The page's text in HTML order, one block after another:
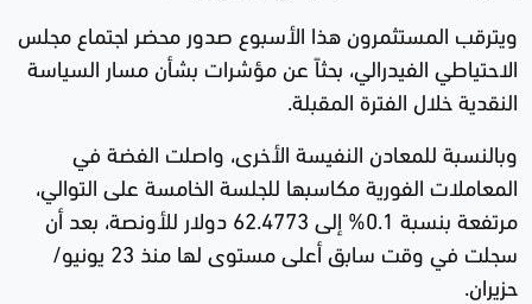
ويترقب المستثمرون هذا الأسبوع صدور محضر اجتماع مجلس
الاحتياطي الفيدرالي، بحثاً عن مؤشرات بشأن مسار السياسة
النقدية خلال الفترة المقبلة.
وبالنسبة للمعادن النفيسة الأخرى، واصلت الفضة في
المعاملات الفورية مكاسبها للجلسة الخامسة على التوالي،
مرتفعة بنسبة 0.1% إلى 62.4773 دولار للأونصة، بعد أن
سجلت في وقت سابق أعلى مستوى لها منذ 23 يونيو/
حزيران.